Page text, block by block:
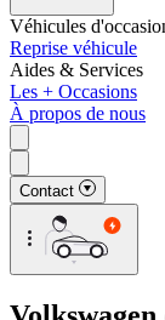
Véhicules
Reprise véhicule
Aides & Services
Les + Occasions
À propos de nous
Contact